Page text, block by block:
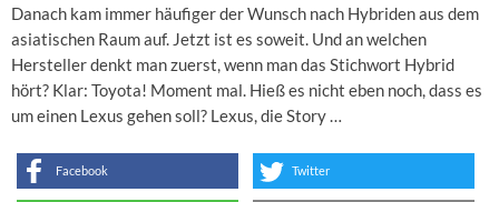
Danach kam immer häufiger der Wunsch nach Hybriden aus dem
asiatischen Raum auf. Jetzt ist es soweit. Und an welchen
Hersteller denkt man zuerst, wenn man das Stichwort Hybrid
hört? Klar: Toyota! Moment mal. Hieß es nicht eben noch, dass es
um einen Lexus gehen soll? Lexus, die Story …
Facebook Twitter